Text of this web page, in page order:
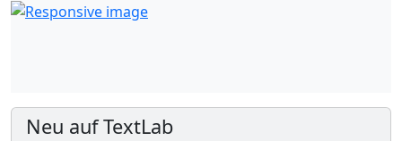
Neu auf TextLab